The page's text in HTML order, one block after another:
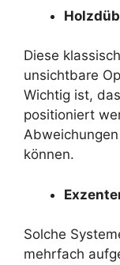
Diese
unsichtbare
Wichtig ist,
positioniert
können.
Solche
mehrfach